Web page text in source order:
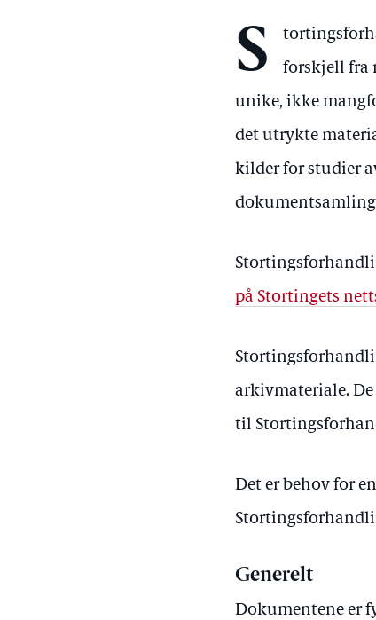
S
forskjell fra
unike, ikke
det utrykte
kilder for studier
på Stortingets
arkivmateriale.
til
Det er behov for
Generelt
Dokumentene er